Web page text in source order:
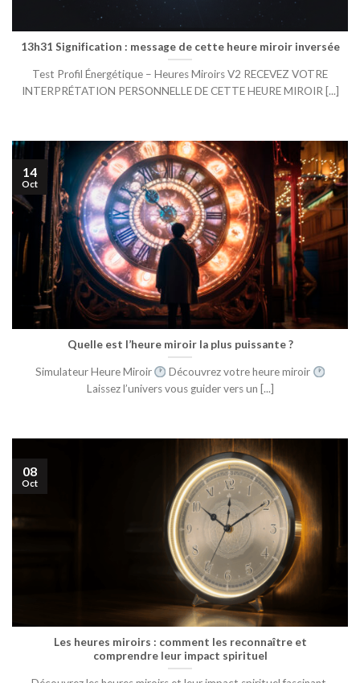
13h31 Signification : message de cette heure miroir inversée
Test Profil Énergétique – Heures Miroirs V2 RECEVEZ VOTRE
INTERPRÉTATION PERSONNELLE DE CETTE HEURE MIROIR [...]
Quelle est l’heure miroir la plus puissante ?
Simulateur Heure Miroir
Découvrez votre heure miroir
Laissez l’univers vous guider vers un [...]
14
Oct
Les heures miroirs : comment les reconnaître et
comprendre leur impact spirituel
08
Oct